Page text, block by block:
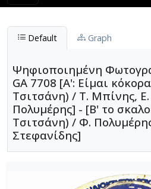
Default Graph
Ψηφιοποιημένη
GA 7708 [Α': Είμαι
Τσιτσάνη) / Τ. Μπίνης,
Πολυμέρης] - [Β' το
Τσιτσάνη) / Φ.
Στεφανίδης]